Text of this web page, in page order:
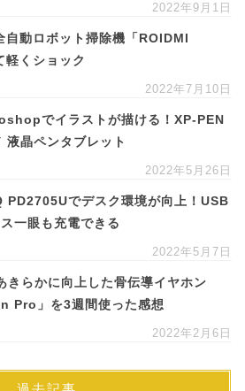
2022年9月1日
自動ロボット掃除機「ROIDMI
軽くショック
2022年7月10日
でイラストが描ける！XP-PEN
晶ペンタブレット
2022年5月26日
PD2705Uでデスク環境が向上！USB
一眼も充電できる
2022年5月7日
きらかに向上した骨伝導イヤホン
Pro」を3週間使った感想
2022年2月6日